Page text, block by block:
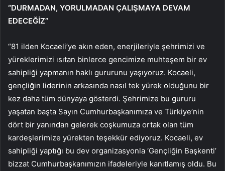
“DURMADAN, YORULMADAN ÇALIŞMAYA DEVAM
EDECEĞİZ”
“81 ilden Kocaeli’ye akın eden, enerjileriyle şehrimizi ve
yüreklerimizi ısıtan binlerce gencimize muhteşem bir ev
sahipliği yapmanın haklı gururunu yaşıyoruz. Kocaeli,
gençliğin liderinin arkasında nasıl tek yürek olduğunu bir
kez daha tüm dünyaya gösterdi. Şehrimize bu gururu
yaşatan başta Sayın Cumhurbaşkanımıza ve Türkiye’nin
dört bir yanından gelerek coşkumuza ortak olan tüm
kardeşlerimize yürekten teşekkür ediyoruz. Kocaeli, ev
sahipliği yaptığı bu dev organizasyonla ‘Gençliğin Başkenti’
bizzat Cumhurbaşkanımızın ifadeleriyle kanıtlamış oldu. Bu